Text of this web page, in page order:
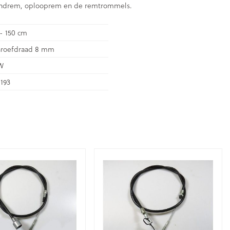
oplooprem en de remtrommels.
150 cm
8 mm